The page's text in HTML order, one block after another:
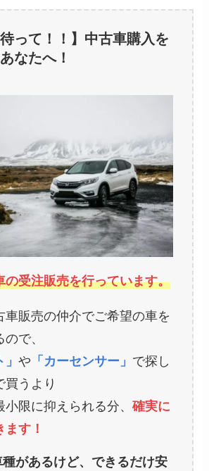
待って！！】中古車購入を
なたへ！
の受注販売を行っています。
車販売の仲介でご希望の車を
で、
」や 「カーセンサー」 で探し
買うより
小限に抑えられる分、確実に
す！
があるけど、できるだけ安